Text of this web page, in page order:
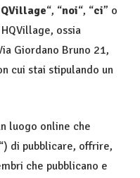
“, “noi“, “ci” o
ossia
Giordano Bruno 21,
cui stai stipulando un
luogo online che
“) di pubblicare, offrire,
che pubblicano e